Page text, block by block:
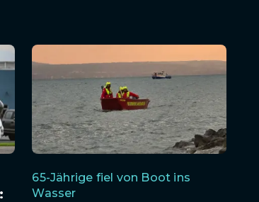
65-Jährige fiel von Boot ins
Wasser